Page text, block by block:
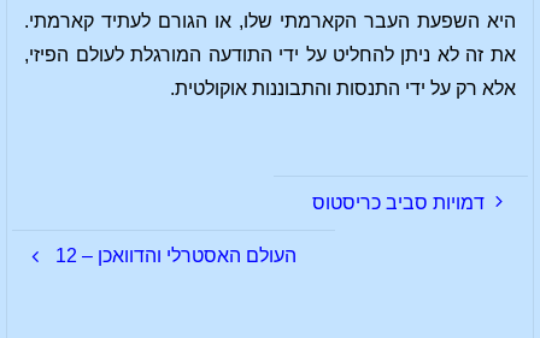
היא השפעת העבר הקארמתי שלו, או הגורם לעתיד קארמתי.
את זה לא ניתן להחליט על ידי התודעה המורגלת לעולם הפיזי,
אלא רק על ידי התנסות והתבוננות אוקולטית.
דמויות סביב כריסטוס
העולם האסטרלי והדוואכן – 12